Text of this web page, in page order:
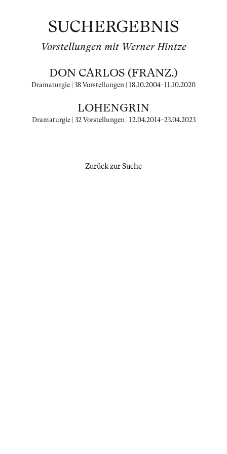
SUCHERGEBNIS
Vorstellungen mit Werner Hintze
DON CARLOS (FRANZ.)
Dramaturgie | 38 Vorstellungen | 18.10.2004–11.10.2020
LOHENGRIN
Dramaturgie | 32 Vorstellungen | 12.04.2014–23.04.2023
Zurück zur Suche